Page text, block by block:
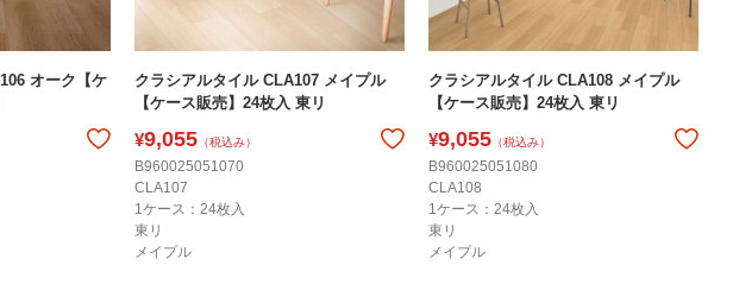
オーク【ケ
クラシアルタイル CLA107 メイプル
【ケース販売】24枚入 東リ
¥9,055 （税込み）
B960025051070
CLA107
1ケース：24枚入
東リ
メイプル
クラシアルタイル CLA108 メイプル
【ケース販売】24枚入 東リ
¥9,055 （税込み）
B960025051080
CLA108
1ケース：24枚入
東リ
メイプル